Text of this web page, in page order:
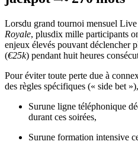
Lorsdu grand tournoi mensuel
Royale, plusdix mille participants
enjeux élevés pouvant déclencher
(€25k) pendant huit heures
Pour éviter toute perte due à
des règles spécifiques («​ side bet​
Surune ligne téléphonique
durant ces soirées,
Surune formation intensive